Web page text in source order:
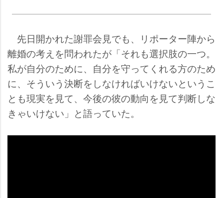
先日開かれた謝罪会見でも、リポーター陣から
離婚の考えを問われたが「それも選択肢の一つ。
私が自分のために、自分を守ってくれる方のため
に、そういう決断をしなければいけないというこ
とも現実を見て、今後の彼の動向を見て判断しな
きゃいけない」と語っていた。